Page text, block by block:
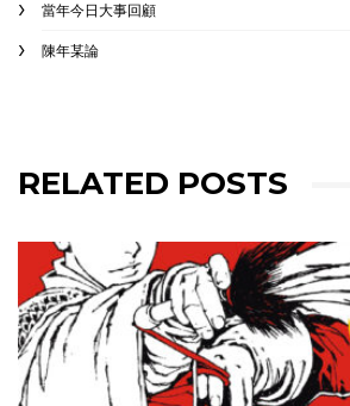
當年今日大事回顧
陳年某論
RELATED POSTS